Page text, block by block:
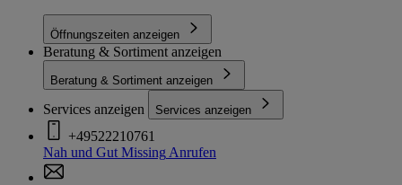
Öffnungszeiten anzeigen
Beratung & Sortiment anzeigen
Beratung & Sortiment anzeigen
Services anzeigen Services anzeigen
+49522210761
Nah und Gut Missing Anrufen